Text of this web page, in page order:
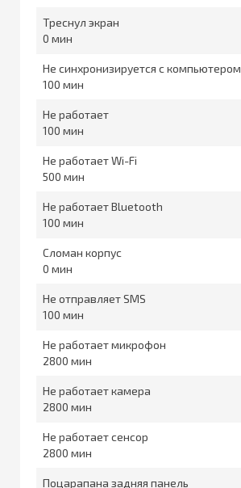
Треснул экран
0
Не синхронизируется с компьютером
100
Не работает
100
Не работает Wi-Fi
500
Не работает Bluetooth
100
Сломан корпус
0
Не отправляет SMS
100
Не работает микрофон
2800
Не работает камера
2800
Не работает сенсор
2800
Поцарапана задняя панель